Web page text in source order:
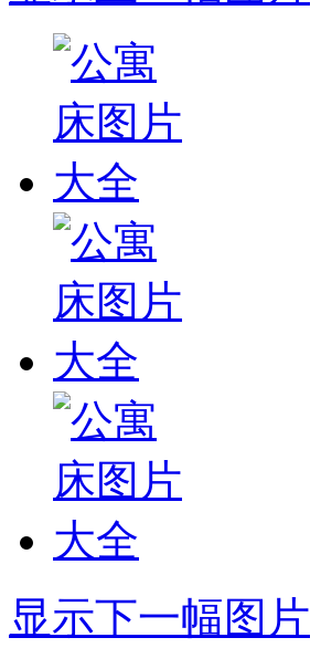
显示下一幅图片